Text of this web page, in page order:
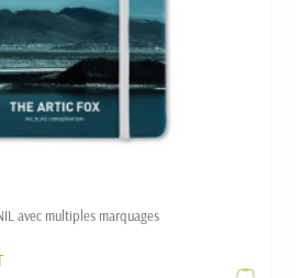
avec multiples marquages